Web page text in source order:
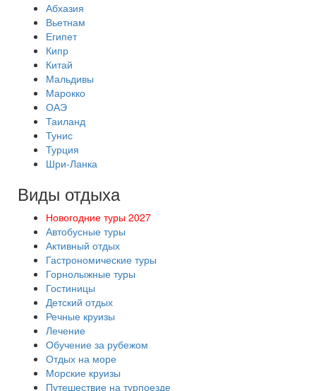
Абхазия
Вьетнам
Египет
Кипр
Китай
Мальдивы
Марокко
ОАЭ
Таиланд
Тунис
Турция
Шри-Ланка
Виды отдыха
Новогодние туры 2027
Автобусные туры
Активный отдых
Гастрономические туры
Горнолыжные туры
Гостиницы
Детский отдых
Речные круизы
Лечение
Обучение за рубежом
Отдых на море
Морские круизы
Путешествие на турпоезде